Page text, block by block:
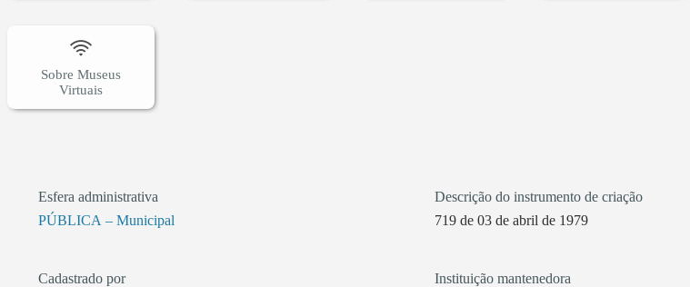
Esfera administrativa
PÚBLICA – Municipal
Cadastrado por
Descrição do instrumento de criação
719 de 03 de abril de 1979
Instituição mantenedora
Sobre Museus
Virtuais